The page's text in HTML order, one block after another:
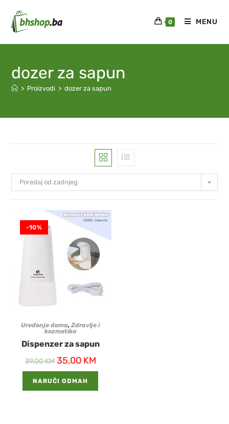
0 MENU
dozer za sapun
> Proizvodi > dozer za sapun
Poredaj od zadnjeg
-10%
Uređenje doma,Zdravlje i
kozmetika
Dispenzer za sapun
39,00KM 35,00 KM
NARUČI ODMAH